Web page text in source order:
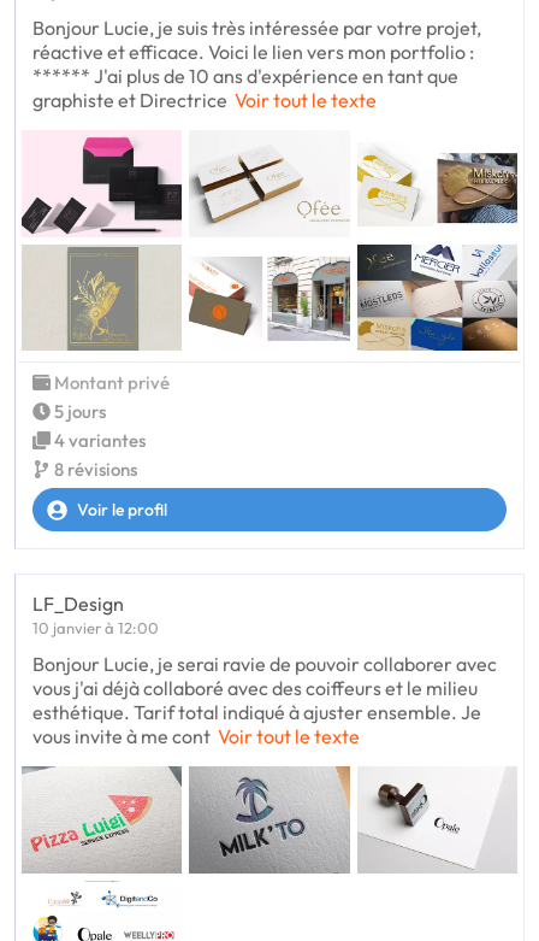
Bonjour Lucie, je suis très intéressée par votre projet,
réactive et efficace. Voici le lien vers mon portfolio :
****** J'ai plus de 10 ans d'expérience en tant que
graphiste et Directrice Voir tout le texte
Montant privé
5 jours
4 variantes
8 révisions
Voir le profil
LF_Design
10 janvier à 12:00
Bonjour Lucie, je serai ravie de pouvoir collaborer avec
vous j'ai déjà collaboré avec des coiffeurs et le milieu
esthétique. Tarif total indiqué à ajuster ensemble. Je
vous invite à me cont Voir tout le texte